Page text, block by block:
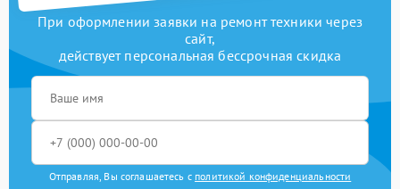
При оформлении заявки на ремонт техники через
сайт,
действует персональная бессрочная скидка
Отправляя, Вы соглашаетесь с политикой конфиденциальности